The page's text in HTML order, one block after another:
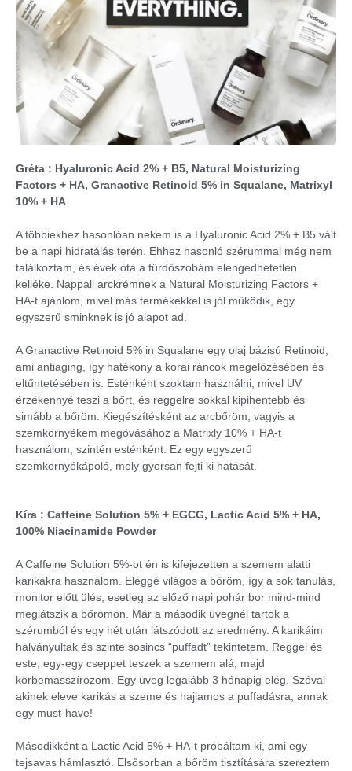
Gréta : Hyaluronic Acid 2% + B5, Natural Moisturizing
Factors + HA, Granactive Retinoid 5% in Squalane, Matrixyl
10% + HA
A többiekhez hasonlóan nekem is a Hyaluronic Acid 2% + B5 vált
be a napi hidratálás terén. Ehhez hasonló szérummal még nem
találkoztam, és évek óta a fürdőszobám elengedhetetlen
kelléke. Nappali arckrémnek a Natural Moisturizing Factors +
HA-t ajánlom, mivel más termékekkel is jól működik, egy
egyszerű sminknek is jó alapot ad.
A Granactive Retinoid 5% in Squalane egy olaj bázisú Retinoid,
ami antiaging, így hatékony a korai ráncok megelőzésében és
eltűntetésében is. Esténként szoktam használni, mivel UV
érzékennyé teszi a bőrt, és reggelre sokkal kipihentebb és
simább a bőröm. Kiegészítésként az arcbőröm, vagyis a
szemkörnyékem megóvásához a Matrixly 10% + HA-t
használom, szintén esténként. Ez egy egyszerű
szemkörnyékápoló, mely gyorsan fejti ki hatását.
Kíra : Caffeine Solution 5% + EGCG, Lactic Acid 5% + HA,
100% Niacinamide Powder
A Caffeine Solution 5%-ot én is kifejezetten a szemem alatti
karikákra használom. Eléggé világos a bőröm, így a sok tanulás,
monitor előtt ülés, esetleg az előző napi pohár bor mind-mind
meglátszik a bőrömön. Már a második üvegnél tartok a
szérumból és egy hét után látszódott az eredmény. A karikáim
halványultak és szinte sosincs “puffadt” tekintetem. Reggel és
este, egy-egy cseppet teszek a szemem alá, majd
körbemasszírozom. Egy üveg legalább 3 hónapig elég. Szóval
akinek eleve karikás a szeme és hajlamos a puffadásra, annak
egy must-have!
Másodikként a Lactic Acid 5% + HA-t próbáltam ki, ami egy
tejsavas hámlasztó. Elsősorban a bőröm tisztítására szereztem